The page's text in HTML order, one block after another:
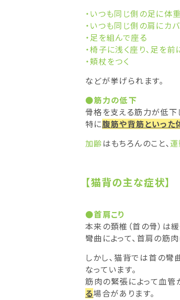
・いつも同じ側の足に体
・いつも同じ側の肩にカ
・足を組んで座る
・椅子に浅く座り、足を
・頬杖をつく
などが挙げられます。
●筋力の低下
骨格を支える筋力が低下
特に腹筋や背筋といっ
加齢はもちろんのこと、
【猫背の主な症状】
●首肩こり
本来の頚椎（首の骨）は
彎曲によって、首肩の筋
しかし、猫背では首の彎
なっています。
筋肉の緊張によって血管
る場合があります。